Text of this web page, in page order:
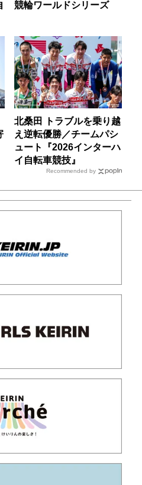
競輪ワールドシリーズ
北桑田 トラブルを乗り越
え逆転優勝／チームパシ
ュート『2026インターハ
イ自転車競技』
Recommended by